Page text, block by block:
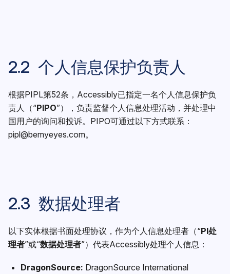
2.2 个人信息保护负责人
根据PIPL第52条，Accessibly已指定一名个人信息保护负
责人（“PIPO”），负责监督个人信息处理活动，并处理中
国用户的询问和投诉。PIPO可通过以下方式联系：
pipl@bemyeyes.com。
2.3 数据处理者
以下实体根据书面处理协议，作为个人信息处理者（“PI处
理者”或“数据处理者”）代表Accessibly处理个人信息：
DragonSource: DragonSource International